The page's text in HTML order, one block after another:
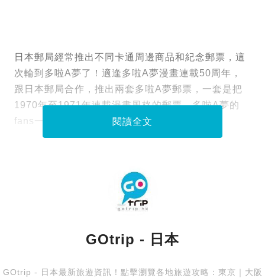
日本郵局經常推出不同卡通周邊商品和紀念郵票，這
次輪到多啦A夢了！適逢多啦A夢漫畫連載50周年，
跟日本郵局合作，推出兩套多啦A夢郵票，一套是把
1970年至1971年連載漫畫風格的郵票，多啦A夢的
fans一定會很想收藏！閱讀全文
GOtrip - 日本
GOtrip - 日本最新旅遊資訊！點擊瀏覽各地旅遊攻略： 東京
大阪